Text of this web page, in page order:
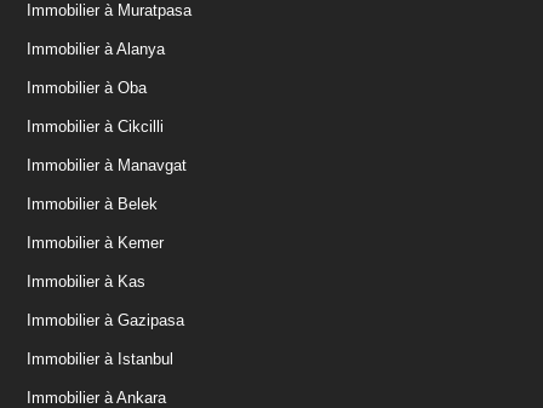
Immobilier à Muratpasa
Immobilier à Alanya
Immobilier à Oba
Immobilier à Cikcilli
Immobilier à Manavgat
Immobilier à Belek
Immobilier à Kemer
Immobilier à Kas
Immobilier à Gazipasa
Immobilier à Istanbul
Immobilier à Ankara